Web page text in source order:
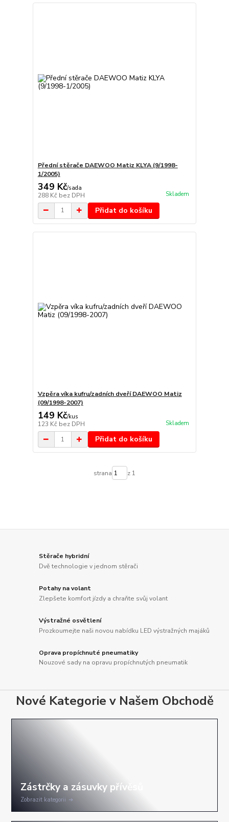
Přední stěrače DAEWOO Matiz KLYA (9/1998-
1/2005)
349 Kč/sada
288 Kč bez DPH Skladem
Přidat do košíku
Vzpěra víka kufru/zadních dveří DAEWOO Matiz
(09/1998-2007)
149 Kč/kus
123 Kč bez DPH Skladem
Přidat do košíku
strana z 1
Stěrače hybridní
Dvě technologie v jednom stěrači
Potahy na volant
Zlepšete komfort jízdy a chraňte svůj volant
Výstražné osvětlení
Prozkoumejte naši novou nabídku LED výstražných majáků
Oprava propíchnuté pneumatiky
Nouzové sady na opravu propíchnutých pneumatik
Nové Kategorie v Našem Obchodě
Zobrazit kategorii